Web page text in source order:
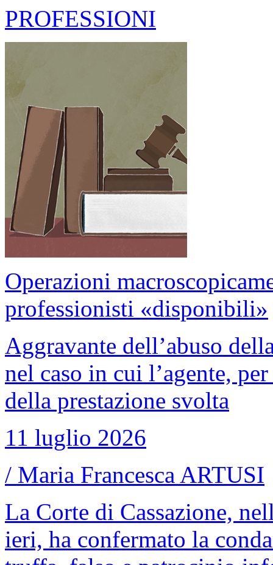
PROFESSIONI
Operazioni
professionisti «disponibili»
Aggravante dell’abuso
nel caso in cui l’agente,
della prestazione svolta
11 luglio 2026
/ Maria Francesca ARTUSI
La Corte di Cassazione,
ieri, ha confermato la